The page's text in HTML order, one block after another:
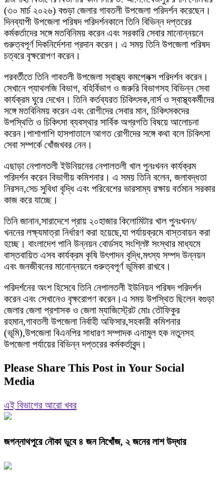
(৩০ মার্চ ২০২৬) বগুড়া জেলার গাবতলী উপজেলা পরিদর্শন করেছেন।
দিনব্যাপী উপজেলা পরিষদ পরিদর্শনকালে তিনি বিভিন্ন দপ্তরের
কর্মকর্তাদের সঙ্গে মতবিনিময় করেন এবং সরকারি সেবার মানোন্নয়নে
গুরুত্বপূর্ণ দিকনির্দেশনা প্রদান করেন। এ সময় তিনি উপজেলা পরিষদ
চত্বরে বৃক্ষরোপণ করেন।
পরবর্তীতে তিনি গাবতলী উপজেলা স্বাস্থ্য কমপ্লেক্স পরিদর্শন করেন।
সেখানে প্যাথলজি বিভাগ, বহির্বিভাগ ও জরুরি বিভাগসহ বিভিন্ন সেবা
কার্যক্রম ঘুরে দেখেন। তিনি কর্তব্যরত চিকিৎসক,নার্স ও স্বাস্থ্যকর্মীদের
সঙ্গে মতবিনিময় করেন এবং রোগীদের সেবার মান, চিকিৎসকদের
উপস্থিতি ও চিকিৎসা ব্যবস্থার সার্বিক অগ্রগতি বিষয়ে আলোচনা
করেন।পাশাপাশি হাসপাতালে আগত রোগীদের সঙ্গে কথা বলে চিকিৎসা
সেবা সম্পর্কে খোঁজখবর নেন।
এছাড়া নেপালতলী ইউনিয়নের নেপালতলী খাল পুনঃখনন কার্যক্রম
পরিদর্শন করেন বিভাগীয় কমিশনার। এ সময় তিনি বলেন, জলাবদ্ধতা
নিরসন,সেচ সুবিধা বৃদ্ধি এবং পরিবেশের ভারসাম্য রক্ষায় বর্তমান সরকার
কাজ করে যাচ্ছে।
তিনি জানান,সারাদেশে প্রায় ২০হাজার কিলোমিটার খাল পুনঃখনন/
খননের লক্ষ্যমাত্রা নির্ধারণ করা হয়েছে,যা পর্যায়ক্রমে বাস্তবায়ন করা
হচ্ছে। বাংলাদেশ পানি উন্নয়ন বোর্ডসহ সংশ্লিষ্ট সংস্থার মাধ্যমে
বাস্তবায়িত এসব কার্যক্রম কৃষি উৎপাদন বৃদ্ধি,মৎস্য সম্পদ উন্নয়ন
এবং জনজীবনের মানোন্নয়নে গুরুত্বপূর্ণ ভূমিকা রাখবে।
পরিদর্শনের অংশ হিসেবে তিনি নেপালতলী ইউনিয়ন পরিষদ পরিদর্শন
করেন এবং সেখানেও বৃক্ষরোপণ করেন।এ সময় উপস্থিত ছিলেন বগুড়া
জেলার জেলা প্রশাসক ও জেলা ম্যাজিস্ট্রেট মোঃ তৌফিকুর
রহমান,গাবতলী উপজেলা নির্বাহী অফিসার,সহকারী কমিশনার
(ভূমি),উপজেলা বিএনপির সাধারণ সম্পাদক এনামুল হক নতুনসহ
উপজেলা পর্যায়ের বিভিন্ন দপ্তরের কর্মকর্তাবৃন্দ।
Please Share This Post in Your Social
Media
এই বিভাগের আরো খবর
জগন্নাথপুরে নৌকা ডুবে ৪ জন নিখোঁজ, ২ জনের লাশ উদ্ধার